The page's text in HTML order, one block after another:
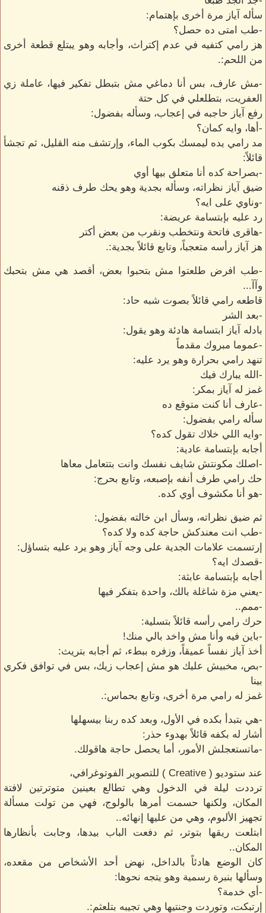
سأله آياز مرة أخرى بإهتمام:
-طب امتى ده حصل؟
هز رامي كتفيه في عدم إكتراث، وأجابه وهو يبتلع قطعة أخرى
من اللحم:.
-مش عارف، بس أنا دماغي مش بتبطل تفكير فيها، عاملة زي
العفريت، بتطلعلي في كل حتة
رفع آياز حاجبه في إعجاب، وسأله بفضول:
-أها، وايه كمان؟
مد رامي يده ليمسك بكوب الماء، وإرتشف منه القليل، ثم تجشأ
قائلاً:
-بصراحة كده أنا متعلق بيها أوي
ضيق آياز نظراته، وسأله بجدية وهو يحك طرف ذقنه
-وناوي على ايه؟
رد عليه بإبتسامة عريضة:
-هاقرى فاتحة ونتخطب ونقرب من بعض أكتر
هز آياز رأسه متعجباً، وتابع قائلاً بجدية:.
-طب افرض طلعتوا مش بتحبوا بعض، أقصد هي مش بتحبك
وآآ...
قاطعه رامي قائلاً بصوت شبه حاد:
-بعد الشر
بادله آياز ابتسامة هادئة وهو يقول:
-عموما مبروك مقدماً
تنهد رامي بحرارة وهو يرد عليه:
-الله يبارك فيك
غمز له آياز بمكر:
-عارف أنا كنت متوقع ده
سأله رامي بفضول:
-وايه اللي خلاك تقول كده؟
أجابه بإبتسامة عادية:
-اصلك مكونتش شايف نفسك وانت بتتعامل معاها
حك رامي طرف أنفه بإصبعه، وتابع بحرج:
-هو أنا مكشوف أوي كده.
ثم ضيق نظراته، وسأل ابن خالته بفضول:
-طب انت معندكش حاجة كده ولا كده؟
إرتسمت علامات الجدية على وجه آياز وهو يرد عليه بتساؤل:
-قصدك ايه؟
أجابه بإبتسامة عابثة:
-يعني مزة شاغلة بالك، واحدة بتفكر فيها
-ممم..
حرك رامي رأسه قائلاً بتسلية:
-باين فيه وأنا مش واخد بالي منك!
أخذ آياز نفساً عميقاً، وزفره ببطء، ثم أجابه بتريث:
-بص، مخبيش عليك هو مش إعجاب زيك، بس في توافق فكري
بينا
غمز له رامي مرة أخرى، وتابع بحماس:.
-هي بتبدأ بكده في الأول، وبعد كده ربنا بيسهلها
أشار له بكفه قائلاً بهدوء حذر:
-ماتستعجلش الأمور، أما يحصل حاجة هاقولك.
عند ستوديو ( Creative ) للتصوير الفوتوغرافي،
ترددت ليلة في الدخول وهي تطالع بعينين متوترتين لافتة
المكان، ولكنها حسمت أمرها بالولوج، فهي من تولت مسألة
تجهيز الألبوم، وهي من عليها إنهائه..
ابتلعت ريقها بتوتر، ثم دفعت الباب بيدها، وجابت بأنظارها
المكان..
كان الوضع هادئاً بالداخل، نهض أحد الأشخاص من مقعده،
وسألها بنبرة رسمية وهو يتجه نحوها:
-أي خدمة؟
إرتبكت، وتوردت وجنتيها وهي تجيبه بتلعثم:.